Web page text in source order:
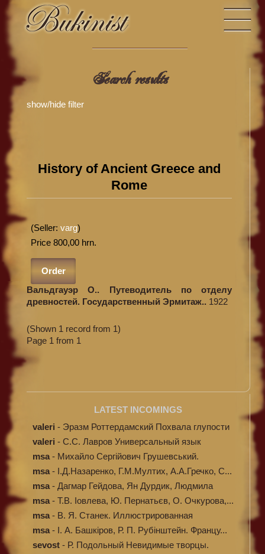
Search results
show/hide filter
History of Ancient Greece and
Rome
(Seller: varg)
Price 800,00 hrn.
Order
Вальдгауэр О.. Путеводитель по отделу
древностей. Государственный Эрмитаж.. 1922
(Shown 1 record from 1)
Page 1 from 1
LATEST INCOMINGS
valeri - Эразм Роттердамский Похвала глупости
valeri - C.С. Лавров Универсальный язык
программи...
msa - Михайло Сергійович Грушевський.
Ілюстров...
msa - І.Д.Назаренко, Г.М.Мултих, А.А.Гречко, С...
msa - Дагмар Гейдова, Ян Дурдик, Людмила
Кибал...
msa - Т.В. Іовлева, Ю. Пернатьєв, О. Очкурова,...
msa - В. Я. Станек. Иллюстрированная
энциклопе...
msa - І. А. Башкіров, Р. П. Рубінштейн. Францу...
sevost - Р. Подольный Невидимые творцы.